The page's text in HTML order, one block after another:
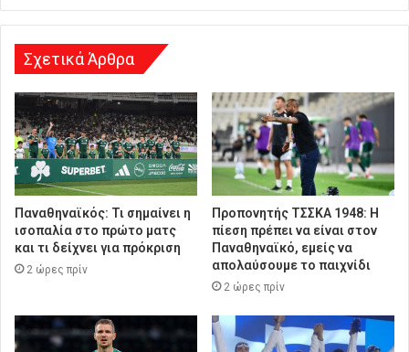
σ
Σχετικά Άρθρα
Παναθηναϊκός: Τι σημαίνει η
ισοπαλία στο πρώτο ματς
και τι δείχνει για πρόκριση
2 ώρες πρίν
Προπονητής ΤΣΣΚΑ 1948: Η
πίεση πρέπει να είναι στον
Παναθηναϊκό, εμείς να
απολαύσουμε το παιχνίδι
2 ώρες πρίν